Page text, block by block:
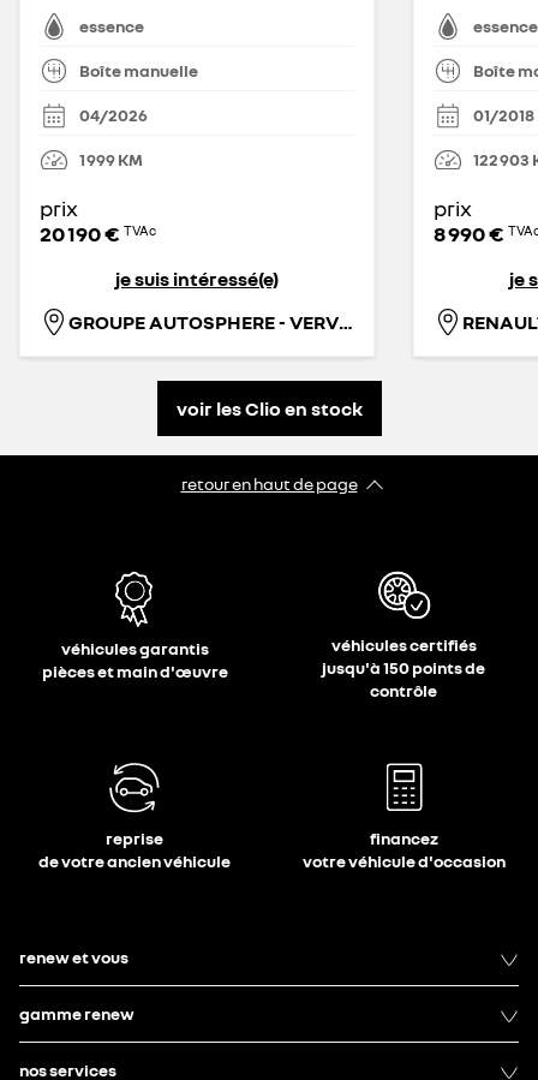
essence
Boîte manuelle
04/2026
1 999KM
prix
20 190 € TVAc
je suis intéressé(e)
GROUPE AUTOSPHERE - VERVIERS
essence
Boîte
01/2018
122 903
prix
8 990 €
je
voir les Clio en stock
retour en haut de page​
véhicules garantis
pièces et main d'œuvre
véhicules certifiés
jusqu'à 150 points de
contrôle
reprise
de votre ancien véhicule
financez
votre véhicule d'occasion
renew et vous
gamme renew
nos services